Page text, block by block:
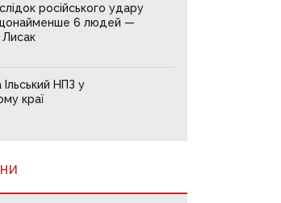
російського удару
6 людей —
НПЗ у
краї